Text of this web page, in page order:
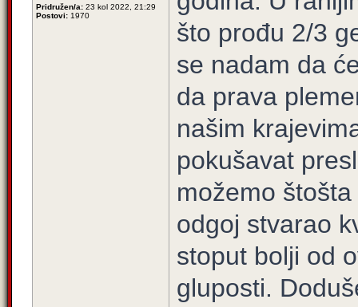
Pridružen/a: 23 kol 2022, 21:29
Postovi: 1970
što prođu 2/3
se nadam da
da prava
našim
pokušavat
možemo
odgoj stvarao
stoput bolji od
gluposti.